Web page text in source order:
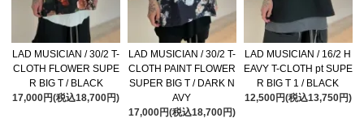
LAD MUSICIAN / 30/2 T-
CLOTH FLOWER SUPE
R BIG T / BLACK
17,000円(税込18,700円)
LAD MUSICIAN / 30/2 T-
CLOTH PAINT FLOWER
SUPER BIG T / DARK N
AVY
17,000円(税込18,700円)
LAD MUSICIAN / 16/2 H
EAVY T-CLOTH pt SUPE
R BIG T 1 / BLACK
12,500円(税込13,750円)